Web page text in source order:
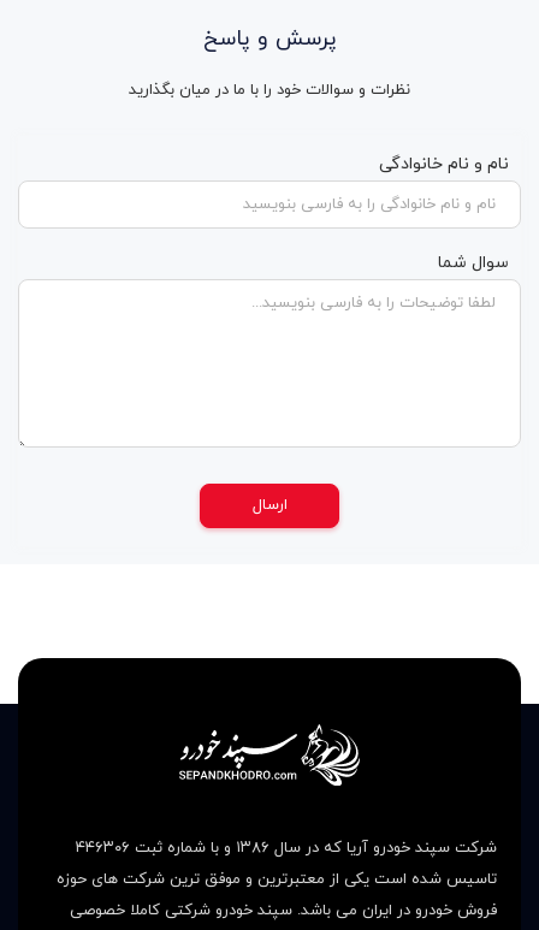
پرسش و پاسخ
نظرات و سوالات خود را با ما در میان بگذارید
نام و نام خانوادگی
سوال شما
ارسال
شرکت سپند خودرو آریا که در سال ۱۳۸۶ و با شماره ثبت ۴۴۶۳۰۶
تاسیس شده است یکی از معتبرترین و موفق ترین شرکت های حوزه
فروش خودرو در ایران می باشد. سپند خودرو شرکتی کاملا خصوصی